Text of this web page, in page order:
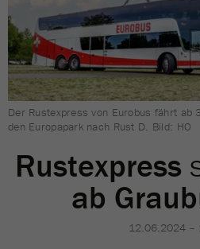
Der Rustexpress von Eurobus fährt ab
den Europapark nach Rust D. Bild: HO
Rustexpress
ab
12.06.2024 –